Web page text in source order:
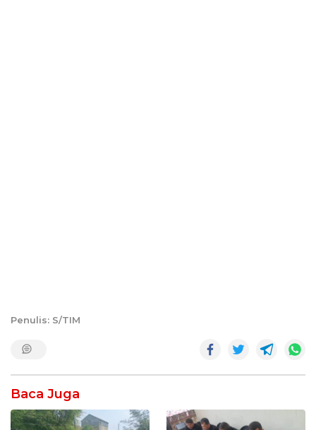
Penulis: S/TIM
Baca Juga